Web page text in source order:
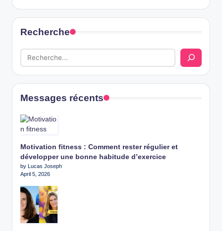
Recherche
Messages récents
Motivation fitness : Comment rester régulier et
développer une bonne habitude d’exercice
by Lucas Joseph
April 5, 2026